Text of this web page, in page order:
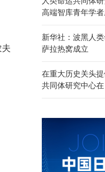
高端智库青年学
新华社：波黑人
萨拉热窝成立
在重大历史关头
共同体研究中心